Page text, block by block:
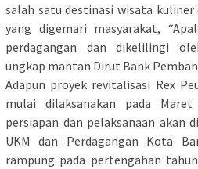
salah satu destinasi wisata
yang digemari masyarakat,
perdagangan dan dikelilingi
ungkap mantan Dirut Bank
Adapun proyek revitalisasi Rex
mulai dilaksanakan pada
persiapan dan pelaksanaan akan
UKM dan Perdagangan Kota
rampung pada pertengahan